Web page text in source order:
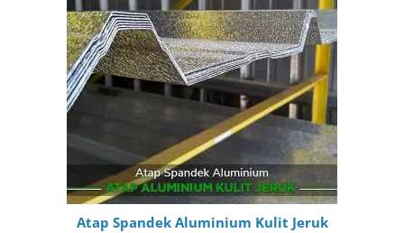
Atap Spandek Aluminium Kulit Jeruk